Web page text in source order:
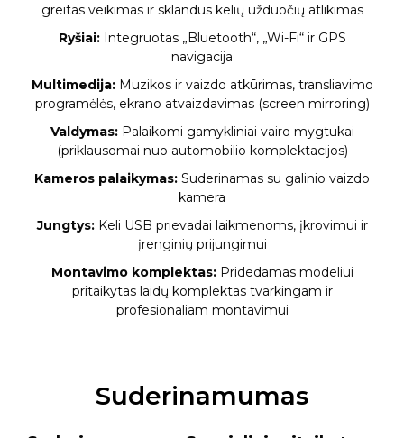
greitas veikimas ir sklandus kelių užduočių atlikimas
Ryšiai:Integruotas „Bluetooth“, „Wi-Fi“ ir GPS
navigacija
Multimedija:Muzikos ir vaizdo atkūrimas, transliavimo
programėlės, ekrano atvaizdavimas (screen mirroring)
Valdymas:Palaikomi gamykliniai vairo mygtukai
(priklausomai nuo automobilio komplektacijos)
Kameros palaikymas: Suderinamas su galinio vaizdo
kamera
Jungtys:Keli USB prievadai laikmenoms, įkrovimui ir
įrenginių prijungimui
Montavimo komplektas:Pridedamas modeliui
pritaikytas laidų komplektas tvarkingam ir
profesionaliam montavimui
Suderinamumas